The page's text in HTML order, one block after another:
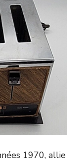
1970, allie